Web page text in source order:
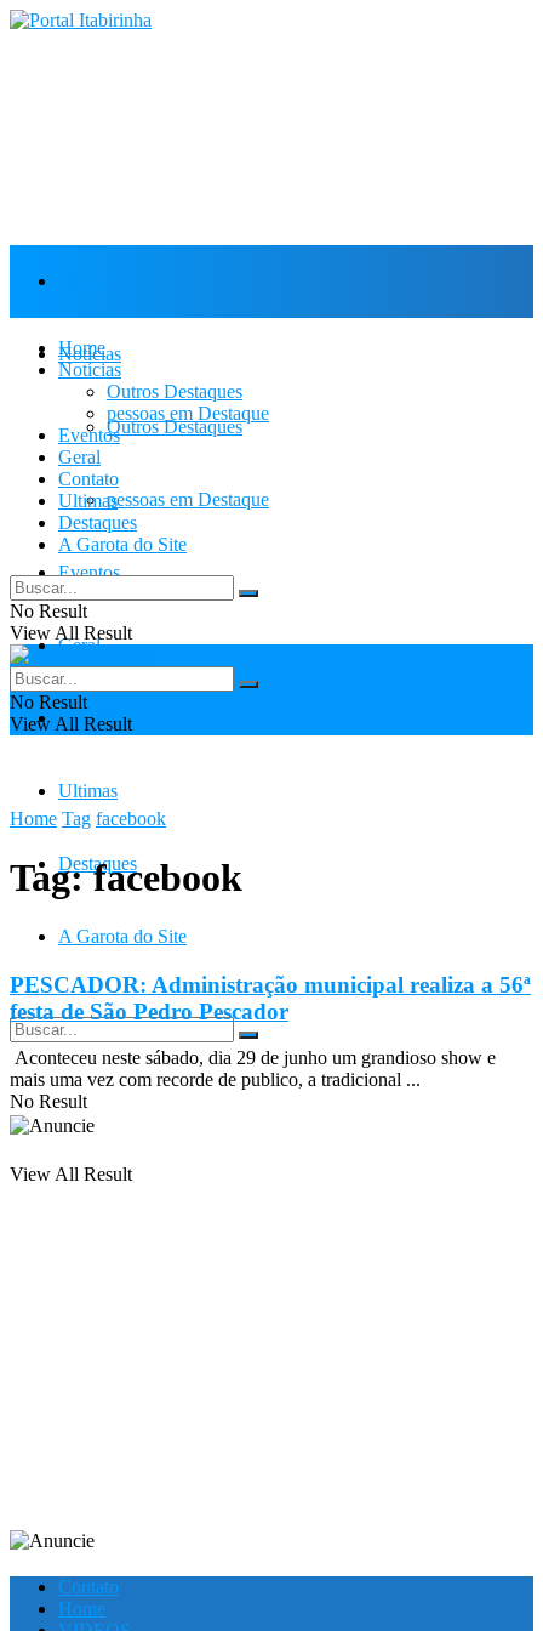
Notícias
Outros Destaques
pessoas em Destaque
Eventos
Geral
Contato
Ultimas
Destaques
A Garota do Site
No Result
View All Result
Home
Notícias
Outros Destaques
pessoas em Destaque
Eventos
Geral
Contato
Ultimas
Destaques
A Garota do Site
No Result
View All Result
No Result
View All Result
Home Tag facebook
Tag:facebook
PESCADOR: Administração municipal realiza a 56ª
festa de São Pedro Pescador
Aconteceu neste sábado, dia 29 de junho um grandioso show e
mais uma vez com recorde de publico, a tradicional ...
Contato
Home